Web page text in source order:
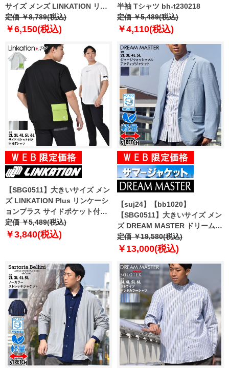
サイズ メンズ LINKATION リン
ケーション セットアップ スタン
ド ウィンドブレーカー ストレッ
ポーツウェア la-cj230110
定価 ￥8,789(税込)
￥6,150(税込)
半袖 Tシャツ bh-t230218
定価 ￥5,489(税込)
￥4,110(税込)
【SBG0511】大きいサイズ メン
ズ LINKATION Plus リンケーシ
ョンプラス サイドポケット付き
半袖 Tシャツ アスレジャー スポ
ーツウェア la-t230222
定価 ￥5,489(税込)
￥3,840(税込)
【suj24】【bb1020】
【SBG0511】大きいサイズ メン
ズ DREAM MASTER ドリームマ
スター ジャージ ウォッシャブル
アクティブ ジャケット
定価 ￥19,580(税込)
￥13,000(税込)